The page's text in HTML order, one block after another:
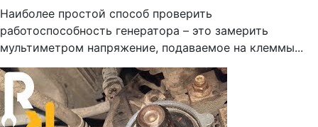
Наиболее простой способ проверить
работоспособность генератора – это замерить
мультиметром напряжение, подаваемое на клеммы...